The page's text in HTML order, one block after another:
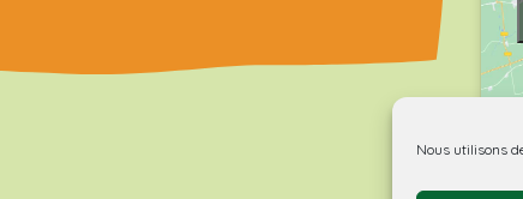
Nous utilisons